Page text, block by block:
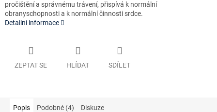
pročištění a správnému trávení, přispívá k normální
obranyschopnosti a k normální činnosti srdce.
Detailní informace
ZEPTAT SE HLÍDAT SDÍLET
Popis Podobné (4) Diskuze